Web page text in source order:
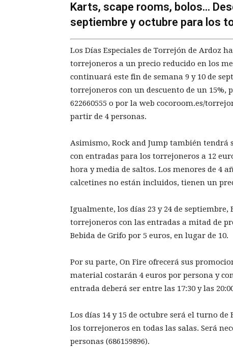
Karts, scape rooms, bolos...
septiembre y octubre para los
Los Días Especiales de Torrejón de Ardoz
torrejoneros a un precio reducido en los
continuará este fin de semana 9 y 10 de
torrejoneros con un descuento de un
622660555 o por la web cocoroom.es/
partir de 4 personas.
Asimismo, Rock and Jump también tendrá
con entradas para los torrejoneros a 12
hora y media de saltos. Los menores de 4
calcetines no están incluidos, tienen un
Igualmente, los días 23 y 24 de
torrejoneros con las entradas a mitad de
Bebida de Grifo por 5 euros, en lugar de 10.
Por su parte, On Fire ofrecerá sus
material costarán 4 euros por persona y
entrada deberá ser entre las 17:30 y las
Los días 14 y 15 de octubre será el turno de
los torrejoneros en todas las salas. Será
personas (686159896).